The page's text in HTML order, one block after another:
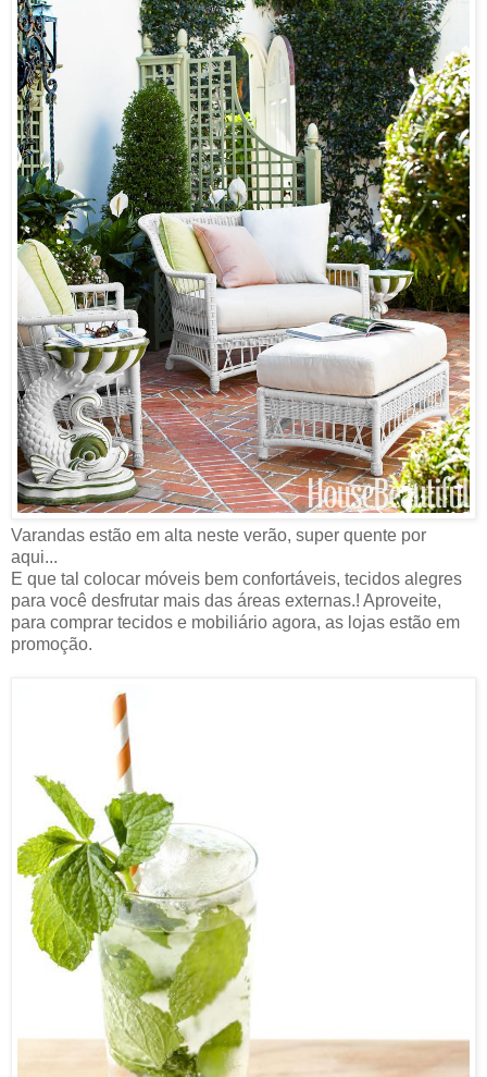
Varandas estão em alta neste verão, super quente por
aqui...
E que tal colocar móveis bem confortáveis, tecidos alegres
para você desfrutar mais das áreas externas.! Aproveite,
para comprar tecidos e mobiliário agora, as lojas estão em
promoção.